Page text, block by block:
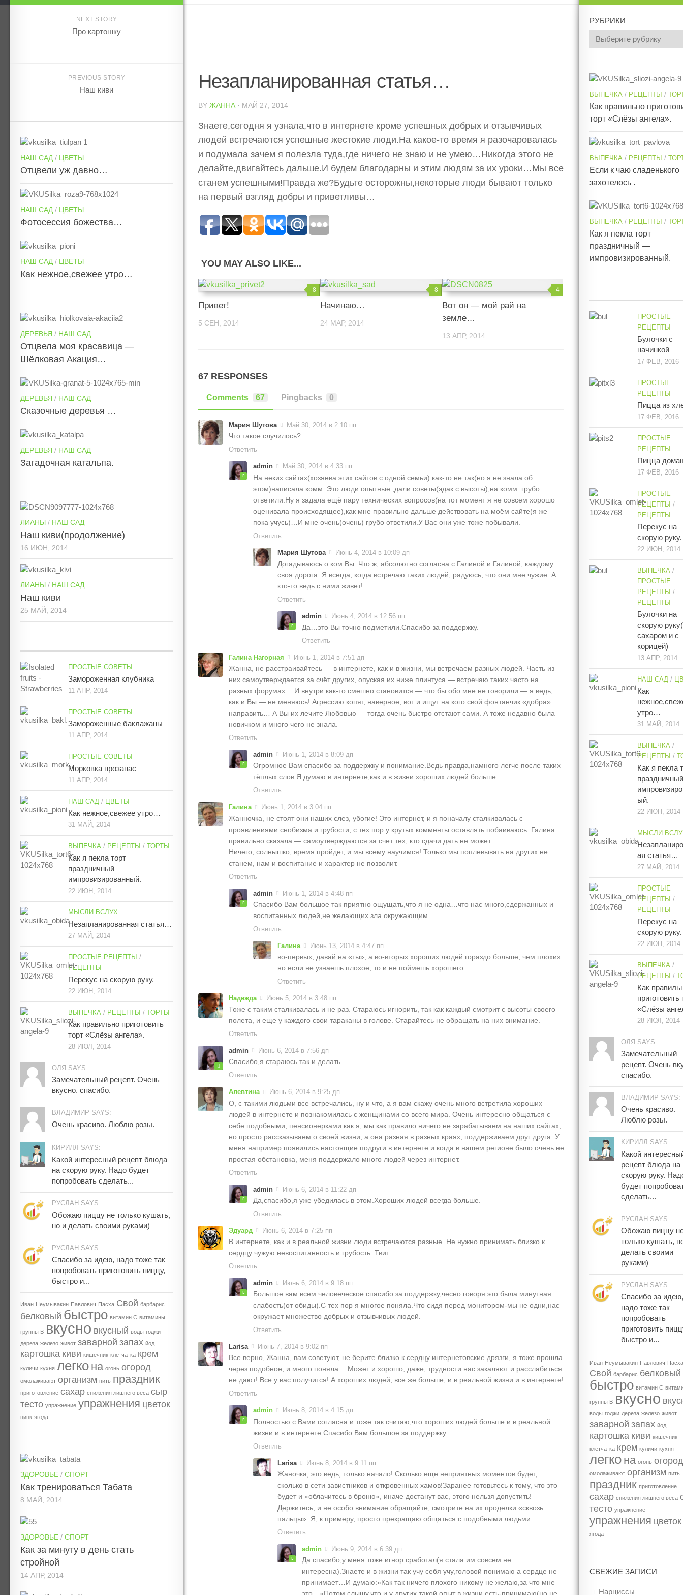
Незапланированная статья…
BY ЖАННА · МАЙ 27, 2014
Знаете,сегодня я узнала,что в интернете кроме успешных добрых и отзывчивых
людей встречаются успешные жестокие люди.На какое-то время я разочаровалась
и подумала зачем я полезла туда,где ничего не знаю и не умею…Никогда этого не
делайте,двигайтесь дальше.И будем благодарны и этим людям за их уроки…Мы все
станем успешными!Правда же?Будьте осторожны,некоторые люди бывают только
на первый взгляд добры и приветливы…
YOU MAY ALSO LIKE...
8
Привет!
5 СЕН, 2014
8
Начинаю…
24 МАР, 2014
4
Вот он — мой рай на
земле…
13 АПР, 2014
67 RESPONSES
Comments 67 Pingbacks 0
Мария Шутова Май 30, 2014 в 2:10 пп
Что такое случилось?
Ответить
admin Май 30, 2014 в 4:33 пп
На неких сайтах(хозяева этих сайтов с одной семьи) как-то не так(но я не знала об
этом)написала комм..Это люди опытные ,дали советы(эдак с высоты),на комм. грубо
ответили.Ну я задала ещё пару технических вопросов(на тот момент я не совсем хорошо
оценивала происходящее),как мне правильно дальше действовать на моём сайте(я же
пока учусь)…И мне очень(очень) грубо ответили.У Вас они уже тоже побывали.
Ответить
Мария Шутова Июнь 4, 2014 в 10:09 дп
Догадываюсь о ком Вы. Что ж, абсолютно согласна с Галиной и Галиной, каждому
своя дорога. Я всегда, когда встречаю таких людей, радуюсь, что они мне чужие. А
кто-то ведь с ними живет!
Ответить
admin Июнь 4, 2014 в 12:56 пп
Да…это Вы точно подметили.Спасибо за поддержку.
Ответить
Галина Нагорная Июнь 1, 2014 в 7:51 дп
Жанна, не расстраивайтесь — в интернете, как и в жизни, мы встречаем разных людей. Часть из
них самоутверждается за счёт других, опуская их ниже плинтуса — встречаю таких часто на
разных форумах… И внутри как-то смешно становится — что бы обо мне не говорили — я ведь,
как и Вы — не меняюсь! Агрессию копят, наверное, вот и ищут на кого свой фонтанчик «добра»
направить… А Вы их лечите Любовью — тогда очень быстро отстают сами. А тоже недавно была
новичком и много чего не знала.
Ответить
admin Июнь 1, 2014 в 8:09 дп
Огромное Вам спасибо за поддержку и понимание.Ведь правда,намного легче после таких
тёплых слов.Я думаю в интернете,как и в жизни хороших людей больше.
Ответить
Галина Июнь 1, 2014 в 3:04 пп
Жанночка, не стоят они наших слез, убогие! Это интернет, и я поначалу сталкивалась с
проявлениями снобизма и грубости, с тех пор у крутых комменты оставлять побаиваюсь. Галина
правильно сказала — самоутверждаются за счет тех, кто сдачи дать не может.
Ничего, солнышко, время пройдет, и мы всему научимся! Только мы поплевывать на других не
станем, нам и воспитание и характер не позволит.
Ответить
admin Июнь 1, 2014 в 4:48 пп
Спасибо Вам большое так приятно ощущать,что я не одна…что нас много,сдержанных и
воспитанных людей,не желающих зла окружающим.
Ответить
Галина Июнь 13, 2014 в 4:47 пп
во-первых, давай на «ты», а во-вторых:хороших людей гораздо больше, чем плохих.
но если не узнаешь плохое, то и не поймешь хорошего.
Ответить
Надежда Июнь 5, 2014 в 3:48 пп
Тоже с таким сталкивалась и не раз. Стараюсь игнорить, так как каждый смотрит с высоты своего
полета, и еще у каждого свои тараканы в голове. Старайтесь не обращать на них внимание.
Ответить
admin Июнь 6, 2014 в 7:56 дп
Спасибо,я стараюсь так и делать.
Ответить
Алевтина Июнь 6, 2014 в 9:25 дп
О, с такими людьми все встречались, ну и что, а я вам скажу очень много встретила хороших
людей в интернете и познакомилась с женщинами со всего мира. Очень интересно общаться с
себе подобными, пенсионерками как я, мы как правило ничего не зарабатываем на наших сайтах,
но просто рассказываем о своей жизни, а она разная в разных краях, поддерживаем друг друга. У
меня например появились настоящие подруги в интернете и когда в нашем регионе было очень не
простая обстановка, меня поддержало много людей через интернет.
Ответить
admin Июнь 6, 2014 в 11:22 дп
Да,спасибо,я уже убедилась в этом.Хороших людей всегда больше.
Ответить
Эдуард Июнь 6, 2014 в 7:25 пп
В интернете, как и в реальной жизни люди встречаются разные. Не нужно принимать близко к
сердцу чужую невоспитанность и грубость. Твит.
Ответить
admin Июнь 6, 2014 в 9:18 пп
Большое вам всем человеческое спасибо за поддержку,чесно говоря это была минутная
слабость(от обиды).С тех пор я многое поняла.Что сидя перед монитором-мы не одни,нас
окружает множество добрых и отзывчивых людей.
Ответить
Larisa Июнь 7, 2014 в 9:02 пп
Все верно, Жанна, вам советуют, не берите близко к сердцу интернетовские дрязги, я тоже прошла
через подобное, и много поняла… Может и хорошо, даже, трудности нас закаляют и расслабиться
не дают! Все у вас получится! А хороших людей, все же больше, и в реальной жизни и в интернете!
Ответить
admin Июнь 8, 2014 в 4:15 дп
Полностью с Вами согласна и тоже так считаю,что хороших людей больше и в реальной
жизни и в интернете.Спасибо Вам большое за поддержку.
Ответить
Larisa Июнь 8, 2014 в 9:11 пп
Жаночка, это ведь, только начало! Сколько еще неприятных моментов будет,
сколько в сети завистников и откровенных хамов!Заранее готовьтесь к тому, что это
будет и «облачитесь в броню», иначе достанут вас, этого нельзя допустить!
Держитесь, и не особо внимание обращайте, смотрите на их проделки «сквозь
пальцы». Я, к примеру, просто прекращаю общаться с подобными людьми.
Ответить
admin Июнь 9, 2014 в 6:39 дп
Да спасибо,у меня тоже игнор сработал(я стала им совсем не
интересна).Знаете и в жизни так учу себя учу,головой понимаю а сердце не
принимает…И думаю:»Как так ничего плохого никому не желаю,за что мне
NEXT STORY
Про картошку
PREVIOUS STORY
Наш киви
НАШ САД / ЦВЕТЫ
Отцвели уж давно…
НАШ САД / ЦВЕТЫ
Фотосессия божества…
НАШ САД / ЦВЕТЫ
Как нежное,свежее утро…
ДЕРЕВЬЯ / НАШ САД
Отцвела моя красавица —
Шёлковая Акация…
ДЕРЕВЬЯ / НАШ САД
Сказочные деревья …
ДЕРЕВЬЯ / НАШ САД
Загадочная катальпа.
ЛИАНЫ / НАШ САД
Наш киви(продолжение)
16 ИЮН, 2014
ЛИАНЫ / НАШ САД
Наш киви
25 МАЙ, 2014
ПРОСТЫЕ СОВЕТЫ
Замороженная клубника
11 АПР, 2014
ПРОСТЫЕ СОВЕТЫ
Замороженные баклажаны
11 АПР, 2014
ПРОСТЫЕ СОВЕТЫ
Морковка прозапас
11 АПР, 2014
НАШ САД / ЦВЕТЫ
Как нежное,свежее утро…
31 МАЙ, 2014
ВЫПЕЧКА / РЕЦЕПТЫ / ТОРТЫ
Как я пекла торт
праздничный —
импровизированный.
22 ИЮН, 2014
МЫСЛИ ВСЛУХ
Незапланированная статья…
27 МАЙ, 2014
ПРОСТЫЕ РЕЦЕПТЫ /
РЕЦЕПТЫ
Перекус на скорую руку.
22 ИЮН, 2014
ВЫПЕЧКА / РЕЦЕПТЫ / ТОРТЫ
Как правильно приготовить
торт «Слёзы ангела».
28 ИЮЛ, 2014
ОЛЯ SAYS:
Замечательный рецепт. Очень
вкусно. спасибо.
ВЛАДИМИР SAYS:
Очень красиво. Люблю розы.
КИРИЛЛ SAYS:
Какой интересный рецепт блюда
на скорую руку. Надо будет
попробовать сделать...
РУСЛАН SAYS:
Обожаю пиццу не только кушать,
но и делать своими руками)
РУСЛАН SAYS:
Спасибо за идею, надо тоже так
попробовать приготовить пиццу,
быстро и...
Иван Неумывакин Павлович Пасха Свой барбарис
белковый быстро витамин С витамины
группы В вкусно вкусный воды годжи
дереза железо живот заварной запах йод
картошка киви кишечник клетчатка крем
куличи кухня легко на огонь огород
омолаживают организм пить праздник
приготовление сахар снижения лишнего веса сыр
тесто упражнение упражнения цветок
цинк ягода
ЗДОРОВЬЕ / СПОРТ
Как тренироваться Табата
8 МАЙ, 2014
ЗДОРОВЬЕ / СПОРТ
Как за минуту в день стать
стройной
14 АПР, 2014
РУБРИКИ
ВЫПЕЧКА / РЕЦЕПТЫ /
Как правильно
торт «Слёзы ангела».
ВЫПЕЧКА / РЕЦЕПТЫ /
Если к чаю сладенького
захотелось .
ВЫПЕЧКА / РЕЦЕПТЫ /
Как я пекла торт
праздничный —
импровизированный.
ПРОСТЫЕ
РЕЦЕПТЫ
Булочки с
начинкой
17 ФЕВ, 2016
ПРОСТЫЕ
РЕЦЕПТЫ
Пицца из
17 ФЕВ, 2016
ПРОСТЫЕ
РЕЦЕПТЫ
Пицца
17 ФЕВ, 2016
ПРОСТЫЕ
РЕЦЕПТЫ /
РЕЦЕПТЫ
Перекус на
скорую руку.
22 ИЮН, 2014
ВЫПЕЧКА /
ПРОСТЫЕ
РЕЦЕПТЫ /
РЕЦЕПТЫ
Булочки на
скорую
сахаром и с
корицей)
13 АПР, 2014
НАШ САД /
Как
утро…
31 МАЙ, 2014
ВЫПЕЧКА /
РЕЦЕПТЫ /
Как я пекла
ый.
22 ИЮН, 2014
МЫСЛИ
ая статья…
27 МАЙ, 2014
ПРОСТЫЕ
РЕЦЕПТЫ /
РЕЦЕПТЫ
Перекус на
скорую руку.
22 ИЮН, 2014
ВЫПЕЧКА /
РЕЦЕПТЫ /
Как
приготовить
«Слёзы
28 ИЮЛ, 2014
ОЛЯ SAYS:
Замечательный
рецепт. Очень
спасибо.
ВЛАДИМИР SAYS:
Очень красиво.
Люблю розы.
КИРИЛЛ SAYS:
Какой
рецепт блюда на
скорую руку.
будет
сделать...
РУСЛАН SAYS:
Обожаю пиццу
только кушать,
делать своими
руками)
РУСЛАН SAYS:
Спасибо за идею,
надо тоже так
попробовать
приготовить
быстро и...
Иван Неумывакин Павлович Пасха
Свой барбарис белковый
быстро витамин С
группы В вкусно
воды годжи дереза железо живот
заварной запах йод
картошка киви кишечник
клетчатка крем куличи кухня
легко на огонь огород
омолаживают организм пить
праздник приготовление
сахар снижения лишнего веса
тесто упражнение
упражнения цветок
ягода
СВЕЖИЕ ЗАПИСИ
Нарциссы